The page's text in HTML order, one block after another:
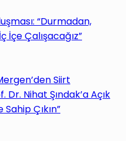
“Durmadan,
İçe Çalışacağız”
Siirt
Nihat Şındak’a Açık
Çıkın”